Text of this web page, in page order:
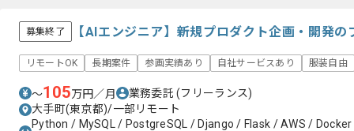
募集終了 【AIエンジニア】新規プロダクト企画・開発
リモートOK 長期案件 参画実績あり 自社サービスあり 服装自由
〜105万円／月 業務委託(フリーランス)
大手町(東京都)/一部リモート
Python / MySQL / PostgreSQL / Django / Flask / AWS /